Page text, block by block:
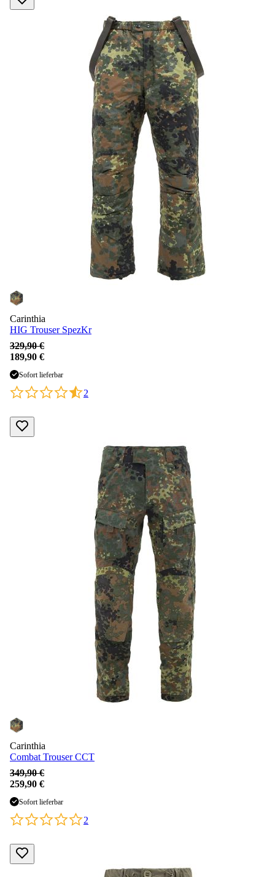
Carinthia
HIG Trouser SpezKr
329,90 €
189,90 €
Sofort lieferbar
2
Carinthia
Combat Trouser CCT
349,90 €
259,90 €
Sofort lieferbar
2